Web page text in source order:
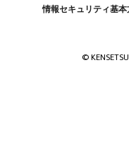
情報セキュリティ基本
©